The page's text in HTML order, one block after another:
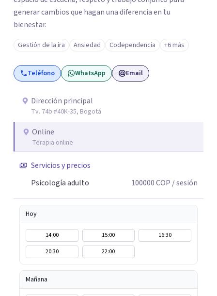
generar cambios que hagan una diferencia en tu
bienestar.
Gestión de la ira Ansiedad Codependencia +6 más
Teléfono WhatsApp Email
Dirección principal
Tv. 74b #40K-35, Bogotá
Online
Terapia online
Servicios y precios
Psicología adulto
100000COP / sesión
Hoy
14:00 15:00
16:30
20:30
22:00
Mañana